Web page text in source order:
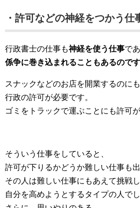
・許可などの神経をつかう仕
行政書士の仕事も神経を使う仕事で
係争に巻き込まれることもあるのです
スナックなどのお店を開業するのにも
行政の許可が必要です。
ゴミをトラックで運ぶことにも許可
そういう仕事をしていると、
許可が下りるかどうか難しい仕事も
その人は難しい仕事にもあえて挑戦
自分を高めようとするタイプの人でし